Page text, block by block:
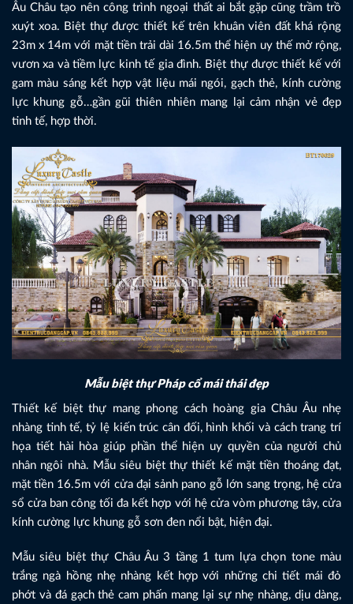
Âu Châu tạo nên công trình ngoại thất ai bắt gặp cũng trầm trồ
xuýt xoa. Biệt thự được thiết kế trên khuân viên đất khá rộng
23m x 14m với mặt tiền trải dài 16.5m thể hiện uy thế mở rộng,
vươn xa và tiềm lực kinh tế gia đình. Biệt thự được thiết kế với
gam màu sáng kết hợp vật liệu mái ngói, gạch thẻ, kính cường
lực khung gỗ…gần gũi thiên nhiên mang lại cảm nhận vẻ đẹp
tinh tế, hợp thời.
Mẫu biệt thự Pháp cổ mái thái đẹp
Thiết kế biệt thự mang phong cách hoàng gia Châu Âu nhẹ
nhàng tinh tế, tỷ lệ kiến trúc cân đối, hình khối và cách trang trí
họa tiết hài hòa giúp phần thể hiện uy quyền của người chủ
nhân ngôi nhà. Mẫu siêu biệt thự thiết kế mặt tiền thoáng đạt,
mặt tiền 16.5m với cửa đại sảnh pano gỗ lớn sang trọng, hệ cửa
sổ cửa ban công tối đa kết hợp với hệ cửa vòm phương tây, cửa
kính cường lực khung gỗ sơn đen nổi bật, hiện đại.
Mẫu siêu biệt thự Châu Âu 3 tầng 1 tum lựa chọn tone màu
trắng ngà hồng nhẹ nhàng kết hợp với những chi tiết mái đỏ
phớt và đá gạch thẻ cam phấn mang lại sự nhẹ nhàng, dịu dàng,